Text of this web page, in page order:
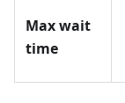
Max wait
time